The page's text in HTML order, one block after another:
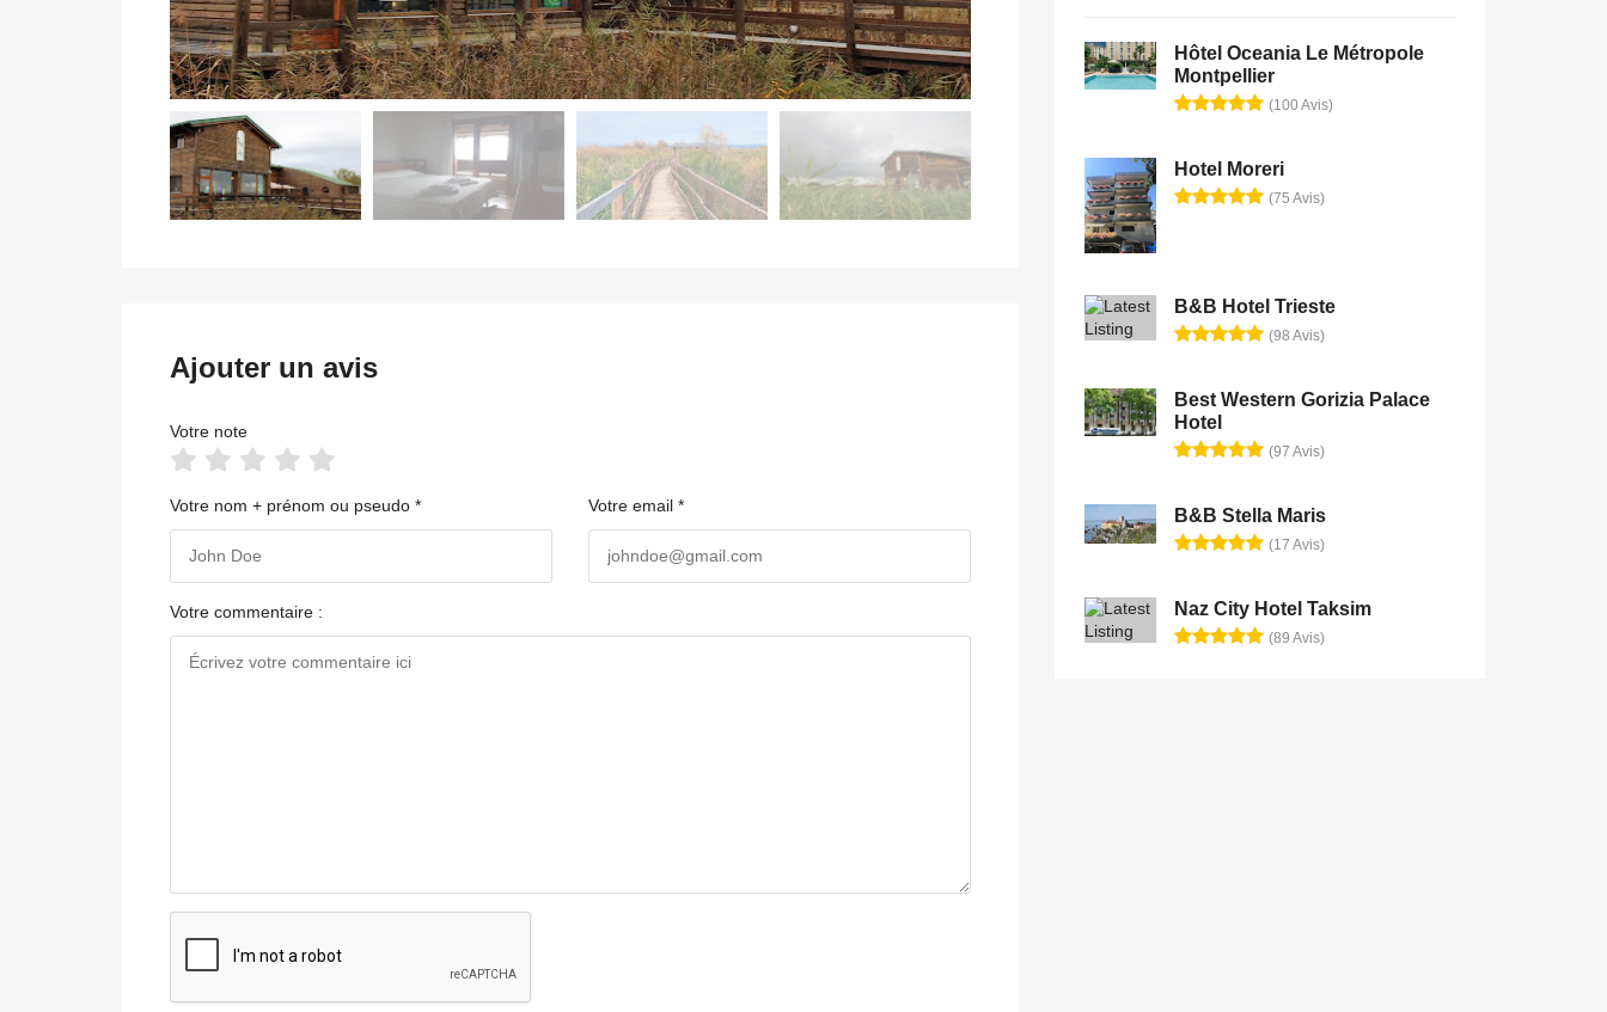
Ajouter un avis
Votre note
Votre nom + prénom ou pseudo * Votre email *
Votre commentaire :
Hôtel Oceania Le Métropole
Montpellier
(100 Avis)
Hotel Moreri
(75 Avis)
B&B Hotel Trieste
(98 Avis)
Best Western Gorizia Palace
Hotel
(97 Avis)
B&B Stella Maris
(17 Avis)
Naz City Hotel Taksim
(89 Avis)